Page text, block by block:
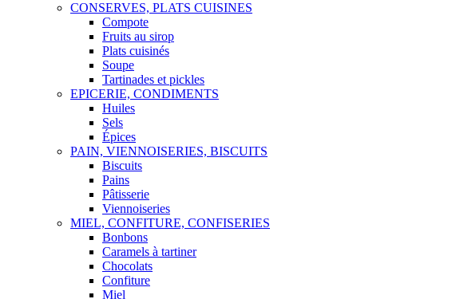
CONSERVES, PLATS CUISINES
Compote
Fruits au sirop
Plats cuisinés
Soupe
Tartinades et pickles
EPICERIE, CONDIMENTS
Huiles
Sels
Épices
PAIN, VIENNOISERIES, BISCUITS
Biscuits
Pains
Pâtisserie
Viennoiseries
MIEL, CONFITURE, CONFISERIES
Bonbons
Caramels à tartiner
Chocolats
Confiture
Miel